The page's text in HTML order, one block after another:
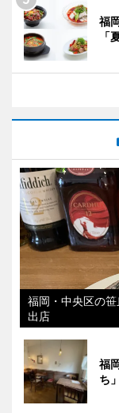
福
「
福岡・中央区の
出店
福
ち